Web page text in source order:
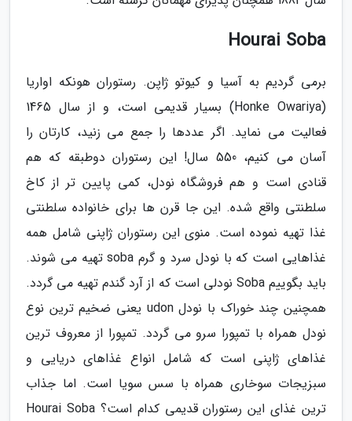
Hourai Soba
برمی گردیم به آسیا و کیوتو ژاپن. رستوران هونکه اواریا
(Honke Owariya) بسیار قدیمی است، و از سال 1465
فعالیت می نماید. اگر عددها را جمع می زنید، کارتان را
آسان می کنیم، 550 سال! این رستوران دوطبقه که هم
قنادی است و هم فروشگاه نودل، کمی پایین تر از کاخ
سلطنتی واقع شده. این جا قرن ها برای خانواده سلطنتی
غذا تهیه نموده است. منوی این رستوران ژاپنی شامل همه
غذاهایی است که با نودل سرد و گرم soba تهیه می شوند.
باید بگوییم Soba نودلی است که از آرد گندم تهیه می گردد.
همچنین چند خوراک با نودل udon یعنی ضخیم ترین نوع
نودل همراه با تمپورا سرو می گردد. تمپورا از معروف ترین
غذاهای ژاپنی است که شامل انواع غذاهای دریایی و
سبزیجات سوخاری همراه با سس سویا است. اما جذاب
ترین غذای این رستوران قدیمی کدام است؟ Hourai Soba